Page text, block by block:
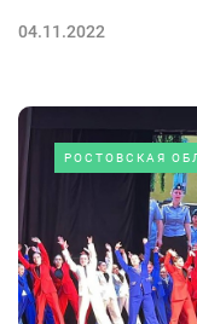
04.11.2022
РОСТОВСКАЯ